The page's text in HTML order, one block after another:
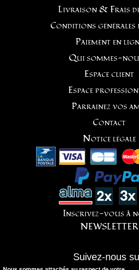
Livraison & Frais
Conditions générales
Paiement en
Qui sommes-
Espace client
Espace
Parrainez vos
Contact
Notice légale
Inscrivez-vous à
NEWSLETTER
Suivez-nous